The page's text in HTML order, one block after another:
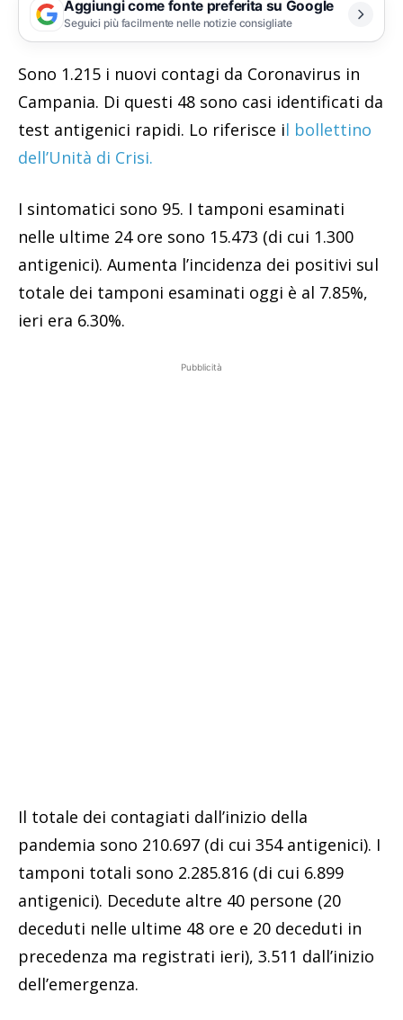
Aggiungi come fonte preferita su Google
Seguici più facilmente nelle notizie consigliate
Sono 1.215 i nuovi contagi da Coronavirus in
Campania. Di questi 48 sono casi identificati da
test antigenici rapidi. Lo riferisce il bollettino
dell’Unità di Crisi.
I sintomatici sono 95. I tamponi esaminati
nelle ultime 24 ore sono 15.473 (di cui 1.300
antigenici). Aumenta l’incidenza dei positivi sul
totale dei tamponi esaminati oggi è al 7.85%,
ieri era 6.30%.
Pubblicità
Il totale dei contagiati dall’inizio della
pandemia sono 210.697 (di cui 354 antigenici). I
tamponi totali sono 2.285.816 (di cui 6.899
antigenici). Decedute altre 40 persone (20
deceduti nelle ultime 48 ore e 20 deceduti in
precedenza ma registrati ieri), 3.511 dall’inizio
dell’emergenza.